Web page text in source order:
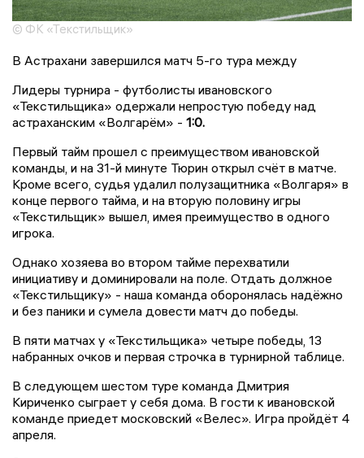
© ФК «Текстильщик»
В Астрахани завершился матч 5-го тура между
Лидеры турнира - футболисты ивановского
«Текстильщика» одержали непростую победу над
астраханским «Волгарём» - 1:0.
Первый тайм прошел с преимуществом ивановской
команды, и на 31-й минуте Тюрин открыл счёт в матче.
Кроме всего, судья удалил полузащитника «Волгаря» в
конце первого тайма, и на вторую половину игры
«Текстильщик» вышел, имея преимущество в одного
игрока.
Однако хозяева во втором тайме перехватили
инициативу и доминировали на поле. Отдать должное
«Текстильщику» - наша команда оборонялась надёжно
и без паники и сумела довести матч до победы.
В пяти матчах у «Текстильщика» четыре победы, 13
набранных очков и первая строчка в турнирной таблице.
В следующем шестом туре команда Дмитрия
Кириченко сыграет у себя дома. В гости к ивановской
команде приедет московский «Велес». Игра пройдёт 4
апреля.